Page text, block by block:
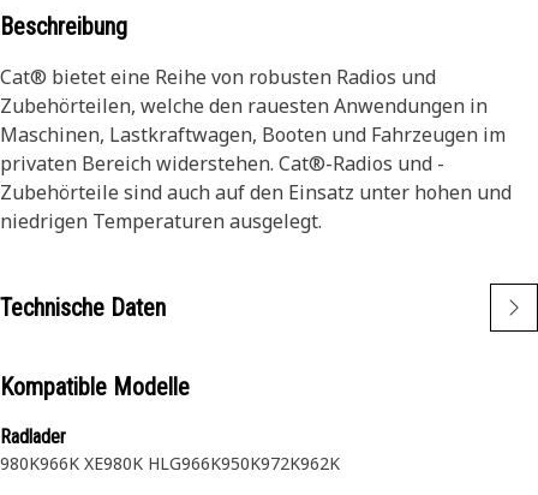
Beschreibung
Cat® bietet eine Reihe von robusten Radios und
Zubehörteilen, welche den rauesten Anwendungen in
Maschinen, Lastkraftwagen, Booten und Fahrzeugen im
privaten Bereich widerstehen. Cat®-Radios und -
Zubehörteile sind auch auf den Einsatz unter hohen und
niedrigen Temperaturen ausgelegt.
Technische Daten
Kompatible Modelle
Radlader
980K966K XE980K HLG966K950K972K962K